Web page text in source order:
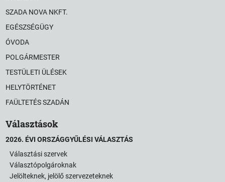
SZADA NOVA NKFT.
EGÉSZSÉGÜGY
ÓVODA
POLGÁRMESTER
TESTÜLETI ÜLÉSEK
HELYTÖRTÉNET
FAÜLTETÉS SZADÁN
Választások
2026. ÉVI ORSZÁGGYŰLÉSI VÁLASZTÁS
Választási szervek
Választópolgároknak
Jelölteknek, jelölő szervezeteknek